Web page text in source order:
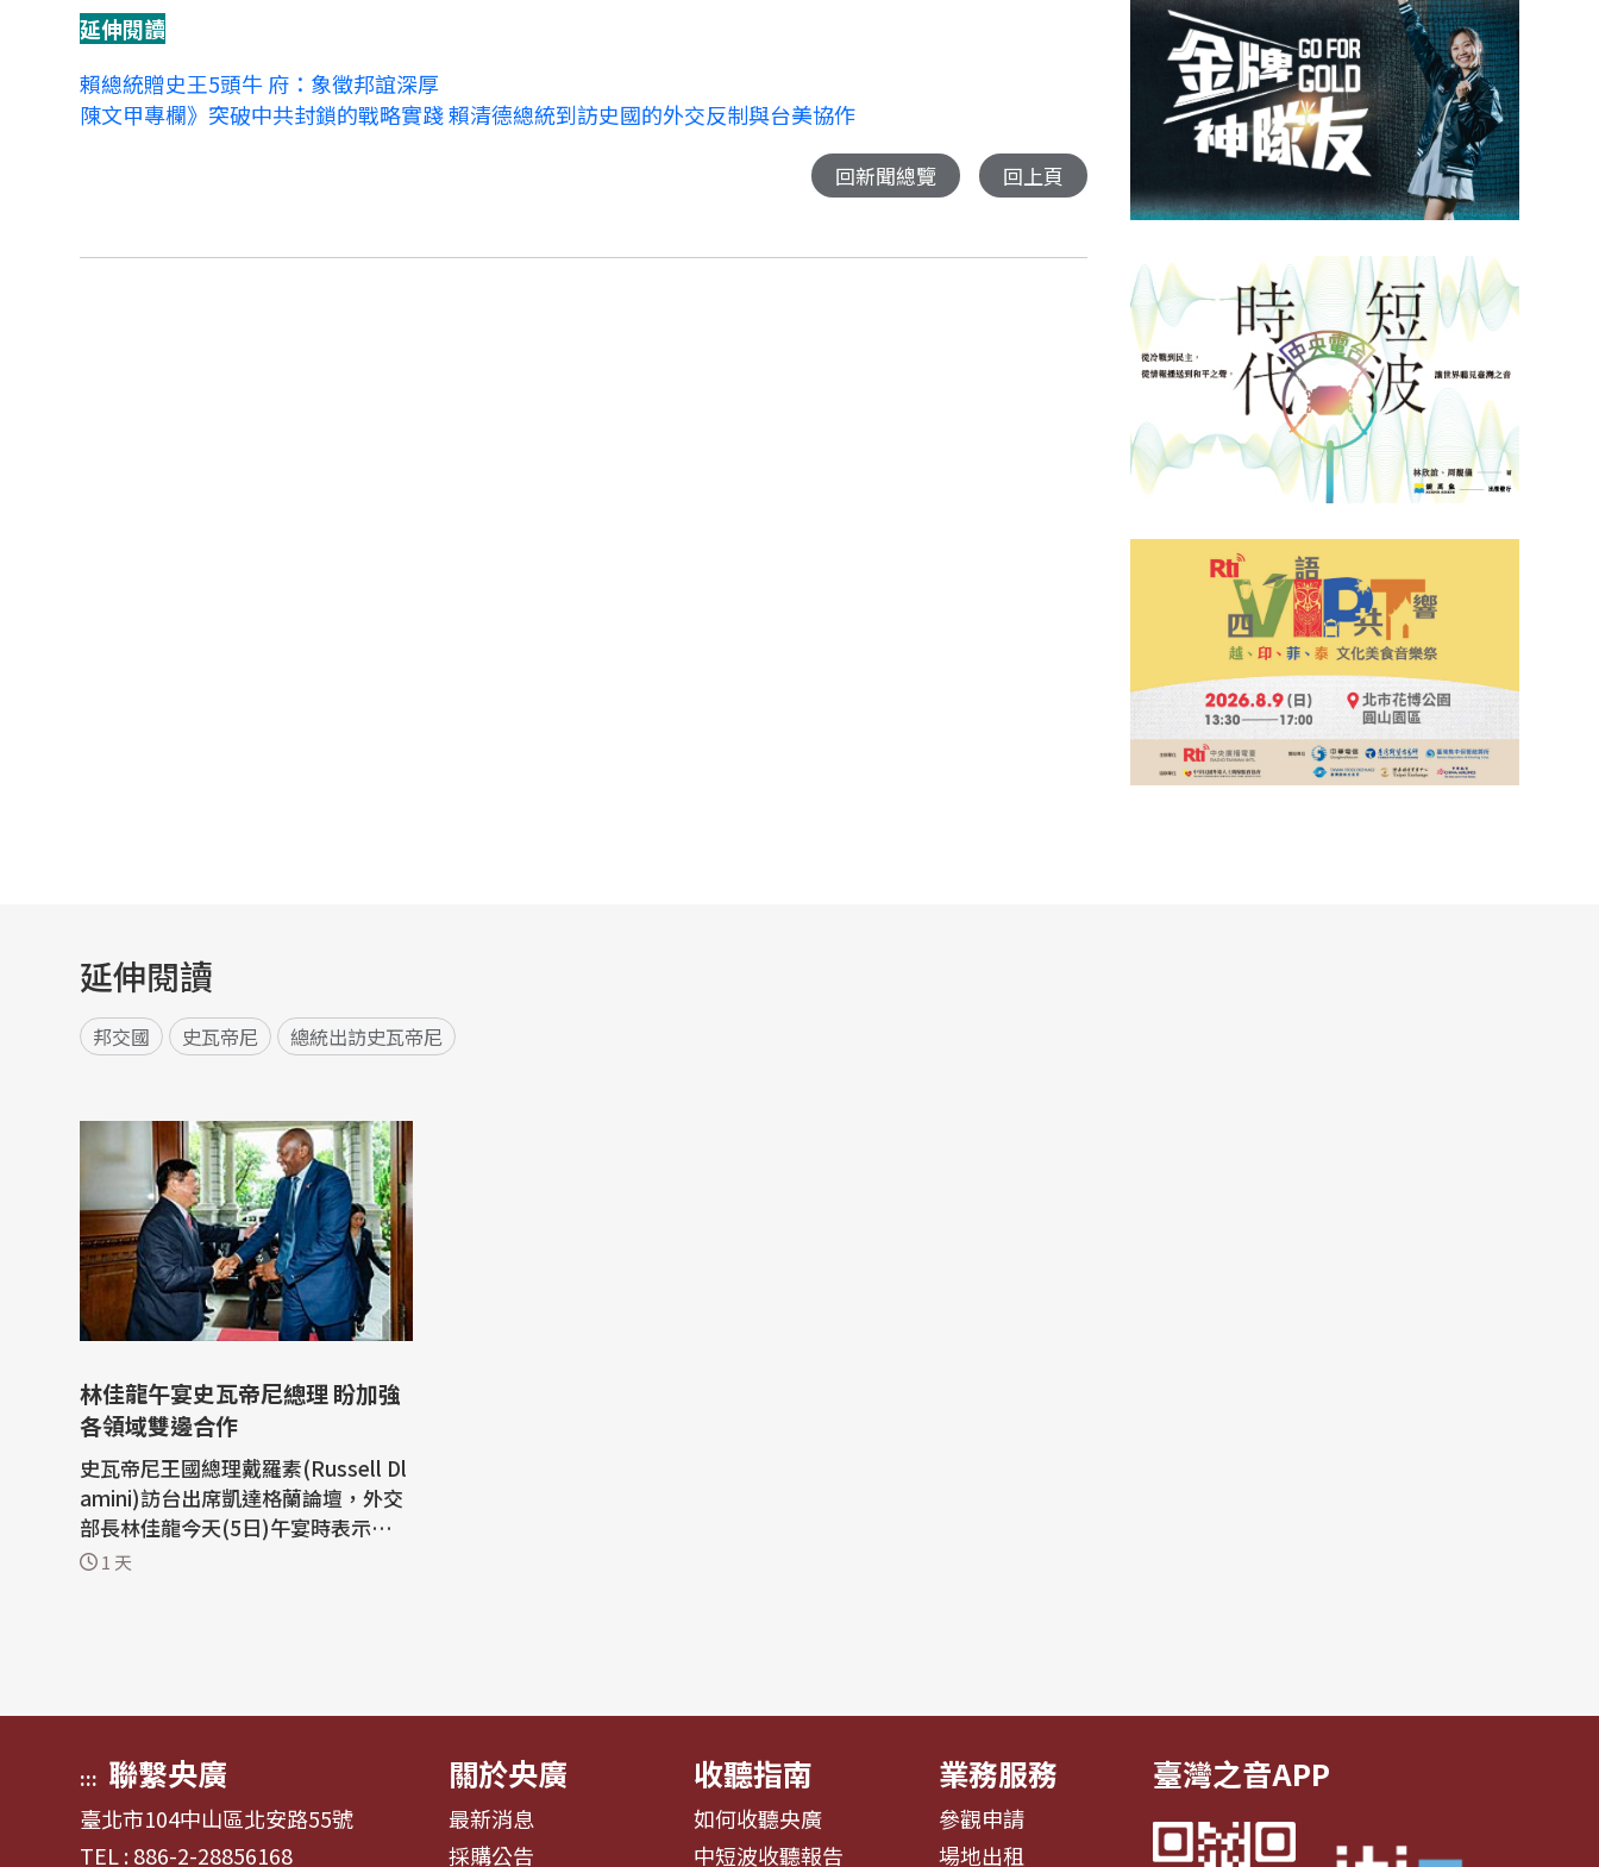
延伸閱讀
賴總統贈史王5頭牛 府：象徵邦誼深厚
陳文甲專欄》突破中共封鎖的戰略實踐 賴清德總統到訪史國的外交反制與台美協作
回新聞總覽 回上頁
延伸閱讀
邦交國 史瓦帝尼 總統出訪史瓦帝尼
林佳龍午宴史瓦帝尼總理 盼加強
各領域雙邊合作
史瓦帝尼王國總理戴羅素(Russell Dl
amini)訪台出席凱達格蘭論壇，外交
部長林佳龍今天(5日)午宴時表示，台
灣自豪能成為史國最值得信賴的發展
1 天
::: 聯繫央廣
臺北市104中山區北安路55號
TEL : 886-2-28856168
關於央廣
最新消息
採購公告
收聽指南
如何收聽央廣
中短波收聽報告
業務服務
參觀申請
場地出租
臺灣之音APP